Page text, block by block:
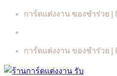
Skip
การ์ดแต่งงาน ของชำร่วย
การ์ดแต่งงาน ของชำร่วย